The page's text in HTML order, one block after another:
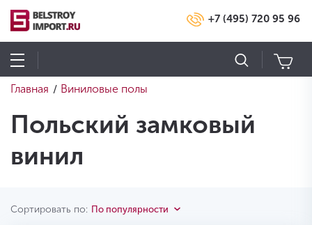
+7 (495) 720 95 96
Главная / Виниловые полы
Польский замковый
винил
Сортировать по: По популярности